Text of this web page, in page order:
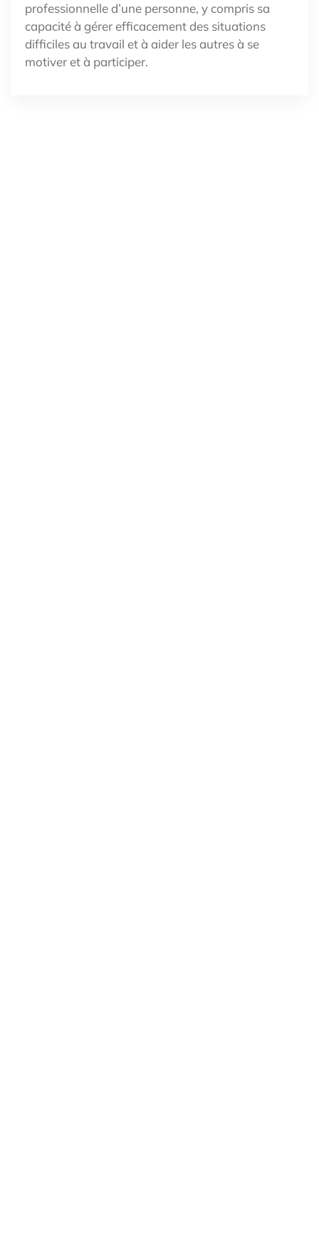
professionnelle d’une personne, y compris sa
capacité à gérer efficacement des situations
difficiles au travail et à aider les autres à se
motiver et à participer.